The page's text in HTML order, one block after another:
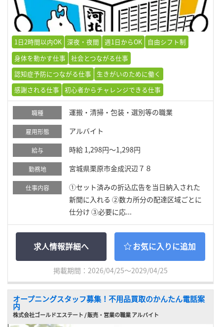
1日2時間以内OK 深夜・夜間 週1日からOK
自由シフト制
身体を動かす仕事
社会とつながる仕事
認知症予防につながる仕事
生きがいのために働く
感謝される仕事
初心者からチャレンジできる仕事
職種 運搬・清掃・包装・選別等の職業
雇用形態 アルバイト
給与 時給 1,298円～1,298円
勤務地 宮城県栗原市金成沢辺７８
仕事内容
①セット済みの折込広告を当日納入された
新聞に入れる ②数カ所分の配達区域ごとに
仕分け ③必要に応...
求人情報詳細へ お気に入りに追加
掲載期間：2026/04/25～2029/04/25
オープニングスタッフ募集！不用品買取のかんたん電話案
内
株式会社ゴールドエステート / 販売・営業の職業 アルバイト